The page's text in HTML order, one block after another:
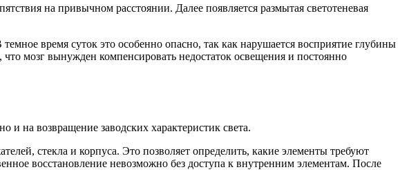
на привычном расстоянии. Далее появляется размытая светотеневая
время суток это особенно опасно, так как нарушается восприятие глубины
мозг вынужден компенсировать недостаток освещения и постоянно
на возвращение заводских характеристик света.
стекла и корпуса. Это позволяет определить, какие элементы требуют
восстановление невозможно без доступа к внутренним элементам. После